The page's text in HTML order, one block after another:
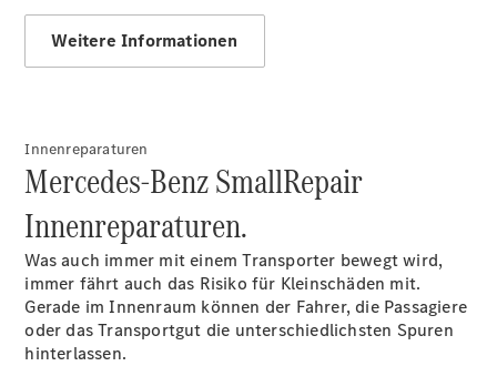
Reifen &
Kompletträder
Komplettradschutz
EU-
Reifenlabel
Transporter-
Weitere Informationen
Innenreparaturen
Mercedes-Benz SmallRepair
Innenreparaturen.
Was auch immer mit einem Transporter bewegt wird,
immer fährt auch das Risiko für Kleinschäden mit.
Gerade im Innenraum können der Fahrer, die Passagiere
oder das Transportgut die unterschiedlichsten Spuren
hinterlassen.